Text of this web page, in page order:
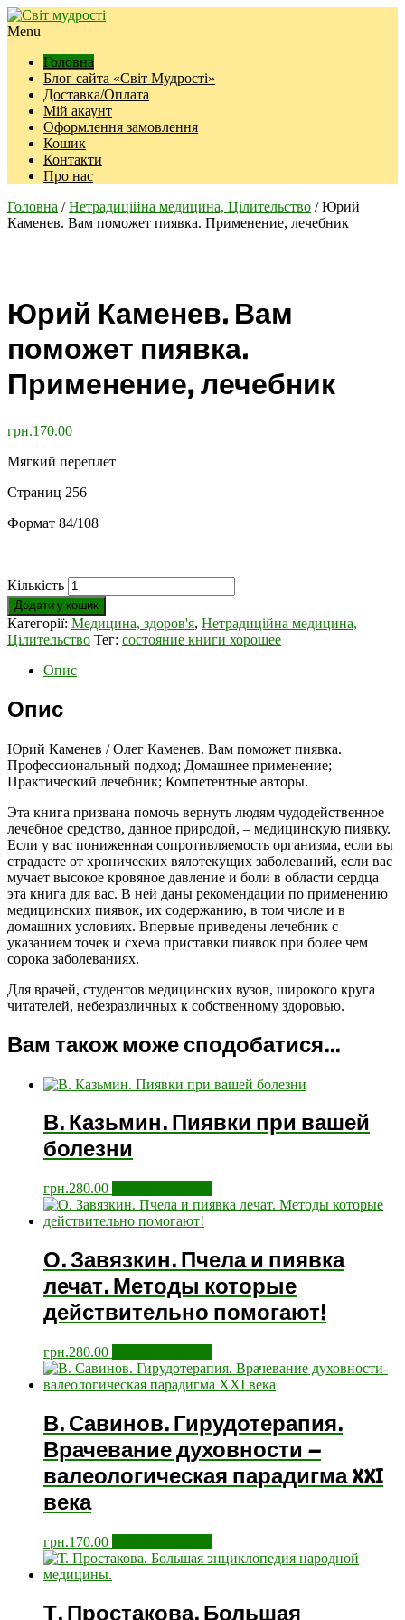
Menu
Головна
Блог сайта «Світ Мудрості»
Доставка/Оплата
Мій акаунт
Оформлення замовлення
Кошик
Контакти
Про нас
Головна /Нетрадиційна медицина, Цілительство / Юрий
Каменев. Вам поможет пиявка. Применение, лечебник
Юрий Каменев. Вам
поможет пиявка.
Применение, лечебник
грн.170.00
Мягкий переплет
Страниц 256
Формат 84/108
Кількість
Додати у кошик
Категорії: Медицина, здоров'я, Нетрадиційна медицина,
Цілительство Тег: состояние книги хорошее
Опис
Опис
Юрий Каменев / Олег Каменев. Вам поможет пиявка.
Профессиональный подход; Домашнее применение;
Практический лечебник; Компетентные авторы.
Эта книга призвана помочь вернуть людям чудодейственное
лечебное средство, данное природой, – медицинскую пиявку.
Если у вас пониженная сопротивляемость организма, если вы
страдаете от хронических вялотекущих заболеваний, если вас
мучает высокое кровяное давление и боли в области сердца
эта книга для вас. В ней даны рекомендации по применению
медицинских пиявок, их содержанию, в том числе и в
домашних условиях. Впервые приведены лечебник с
указанием точек и схема приставки пиявок при более чем
сорока заболеваниях.
Для врачей, студентов медицинских вузов, широкого круга
читателей, небезразличных к собственному здоровью.
Вам також може сподобатися…
В. Казьмин. Пиявки при вашей
болезни
грн.280.00
О. Завязкин. Пчела и пиявка
лечат. Методы которые
действительно помогают!
грн.280.00
В. Савинов. Гирудотерапия.
Врачевание духовности –
валеологическая парадигма XXI
века
грн.170.00
Т. Простакова. Большая